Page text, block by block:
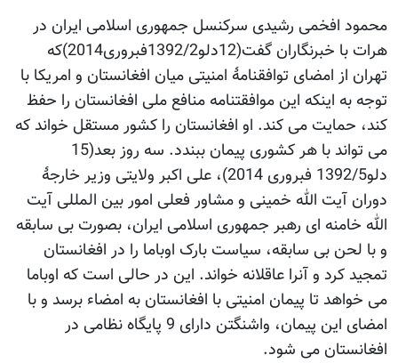
محمود افخمی رشیدی سرکنسل جمهوری اسلامی ایران در
هرات با خبرنگاران گفت(12دلو1392/2فبروری2014)که
تهران از امضای توافقنامۀ امنیتی میان افغانستان و امریکا با
توجه به اینکه این موافقتنامه منافع ملی افغانستان را حفظ
کند، حمایت می کند. او افغانستان را کشور مستقل خواند که
می تواند با هر کشوری پیمان ببندد. سه روز بعد(15
دلو1392/5 فبروری 2014)، علی اکبر ولایتی وزیر خارجۀ
دوران آیت الله خمینی و مشاور فعلی امور بین المللی آیت
الله خامنه ای رهبر جمهوری اسلامی ایران، بصورت بی سابقه
و با لحن بی سابقه، سیاست بارک اوباما را در افغانستان
تمجید کرد و آنرا عاقلانه خواند. این در حالی است که اوباما
می خواهد تا پیمان امنیتی با افغانستان به امضاء برسد و با
امضای این پیمان، واشنگتن دارای 9 پایگاه نظامی در
افغانستان می شود.